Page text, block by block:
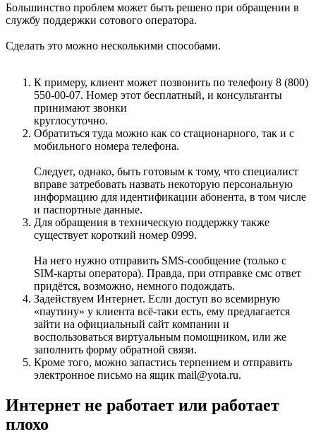
Большинство проблем может быть решено при обращении в
службу поддержки сотового оператора.
Сделать это можно несколькими способами.
К примеру, клиент может позвонить по телефону 8 (800)
550-00-07. Номер этот бесплатный, и консультанты
принимают звонки
круглосуточно.
Обратиться туда можно как со стационарного, так и с
мобильного номера телефона.
Следует, однако, быть готовым к тому, что специалист
вправе затребовать назвать некоторую персональную
информацию для идентификации абонента, в том числе
и паспортные данные.
Для обращения в техническую поддержку также
существует короткий номер 0999.
На него нужно отправить SMS-сообщение (только с
SIM-карты оператора). Правда, при отправке смс ответ
придётся, возможно, немного подождать.
Задействуем Интернет. Если доступ во всемирную
«паутину» у клиента всё-таки есть, ему предлагается
зайти на официальный сайт компании и
воспользоваться виртуальным помощником, или же
заполнить форму обратной связи.
Кроме того, можно запастись терпением и отправить
электронное письмо на ящик mail@yota.ru.
Интернет не работает или работает
плохо